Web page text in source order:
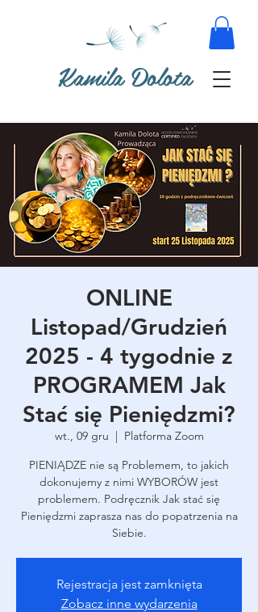
Kamila Dolota
ONLINE
Listopad/Grudzień
2025 - 4 tygodnie z
PROGRAMEM Jak
Stać się Pieniędzmi?
wt., 09 gru
  |
Platforma Zoom
PIENIĄDZE nie są Problemem, to jakich
dokonujemy z nimi WYBORÓW jest
problemem. Podręcznik Jak stać się
Pieniędzmi zaprasza nas do popatrzenia na
Siebie.
Rejestracja jest zamknięta
Zobacz inne wydarzenia